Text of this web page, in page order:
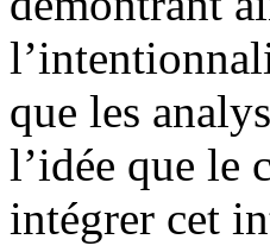
que les
l’idée que le
intégrer cet